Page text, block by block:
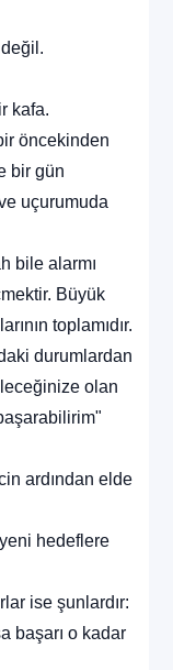
değil.
kafa.
öncekinden
bir gün
uçurumuda
bile alarmı
Büyük
toplamıdır.
durumlardan
olan
ardından elde
hedeflere
ise şunlardır:
başarı o kadar